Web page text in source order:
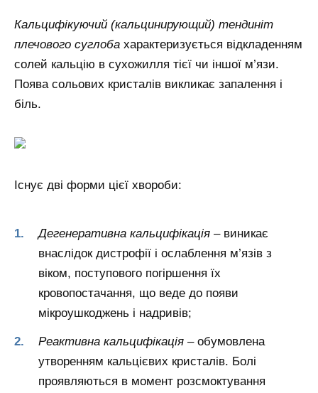
Кальцифікуючий (кальцинирующий) тендиніт
плечового суглоба характеризується відкладенням
солей кальцію в сухожилля тієї чи іншої м’язи.
Поява сольових кристалів викликає запалення і
біль.
Існує дві форми цієї хвороби:
Дегенеративна кальцифікація – виникає
внаслідок дистрофії і ослаблення м’язів з
віком, поступового погіршення їх
кровопостачання, що веде до появи
мікроушкоджень і надривів;
Реактивна кальцифікація – обумовлена
утворенням кальцієвих кристалів. Болі
проявляються в момент розсмоктування